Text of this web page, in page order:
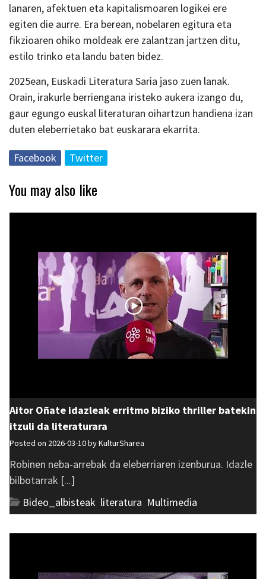
lanaren, afektuen eta kapitalismoaren logikei ere
egiten die aurre. Era berean, nobelaren egitura eta
fikzioaren ohiko moldeak ere zalantzan jartzen ditu,
estilo trinko eta landu baten bidez.
2025ean, Euskadi Literatura Saria jaso zuen lanak.
Orain, irakurle berriengana iristeko aukera izango du,
gaur egungo euskal literaturan oihartzun handiena izan
duten eleberrietako bat euskarara ekarrita.
Facebook Twitter
You may also like
Aitor Oñate idazleak erritmo biziko thriller batekin
itzuli da literaturara
Posted on 2026-03-10 byKulturSharea
Robinen neba-arrebak da eleberriaren izenburua. Idazle
bilbotarrak [...]
Bideo_albisteak literatura Multimedia